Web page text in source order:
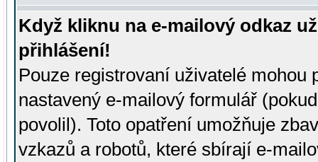
Když kliknu na e-mailový odkaz
přihlášení!
Pouze registrovaní uživatelé mohou
nastavený e-mailový formulář
povolil). Toto opatření umožňuje
vzkazů a robotů, které sbírají e-